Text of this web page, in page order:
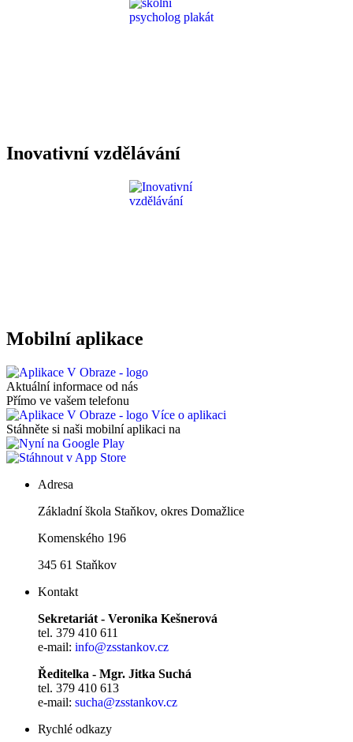
Inovativní vzdělávání
Mobilní aplikace
Aktuální informace od nás
Přímo ve vašem telefonu
Více o aplikaci
Stáhněte si naši mobilní aplikaci na
Adresa
Základní škola Staňkov, okres Domažlice
Komenského 196
345 61 Staňkov
Kontakt
Sekretariát - Veronika Kešnerová
tel. 379 410 611
e-mail: info@zsstankov.cz
Ředitelka - Mgr. Jitka Suchá
tel. 379 410 613
e-mail: sucha@zsstankov.cz
Rychlé odkazy